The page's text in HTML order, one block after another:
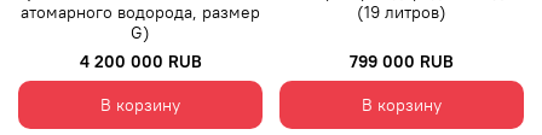
атомарного водорода, размер
G)
4 200 000 RUB
В корзину
(19 литров)
799 000 RUB
В корзину